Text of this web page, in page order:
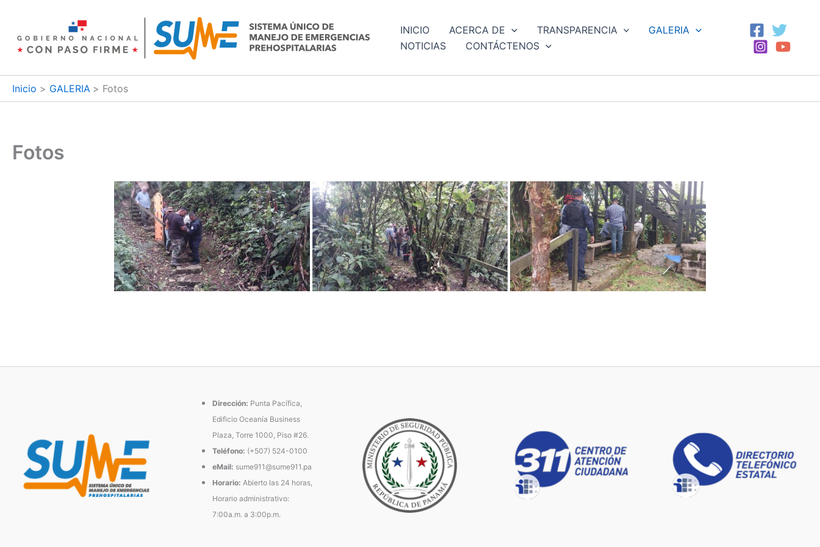
contenido
INICIO ACERCA DE TRANSPARENCIA
GALERIA
NOTICIAS
CONTÁCTENOS
Inicio GALERIA Fotos
Fotos
Dirección: Punta Pacífica,
Edificio Oceanía Business
Plaza, Torre 1000, Piso #26.
Teléfono: (+507) 524-0100
eMail: sume911@sume911.pa
Horario: Abierto las 24 horas,
Horario administrativo:
7:00a.m. a 3:00p.m.